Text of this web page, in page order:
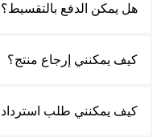
هل يمكن الدفع بالتقسيط؟
كيف يمكنني إرجاع منتج؟
كيف يمكنني طلب استرداد